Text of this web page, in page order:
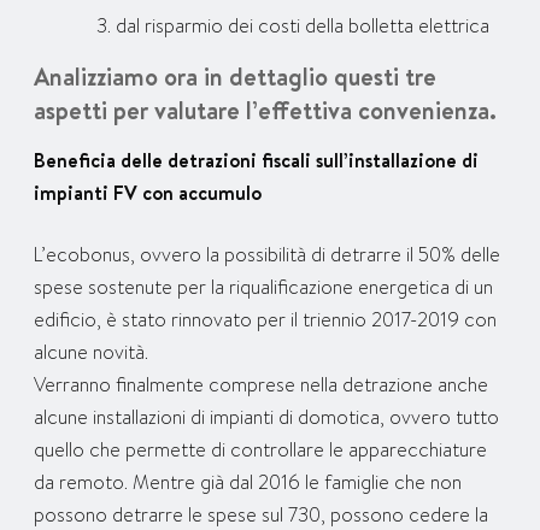
dal risparmio dei costi della bolletta elettrica
Analizziamo ora in dettaglio questi tre
aspetti per valutare l’effettiva convenienza.
Beneficia delle detrazioni fiscali sull’installazione di
impianti FV con accumulo
L’ecobonus, ovvero la possibilità di detrarre il 50% delle
spese sostenute per la riqualificazione energetica di un
edificio, è stato rinnovato per il triennio 2017-2019 con
alcune novità.
Verranno finalmente comprese nella detrazione anche
alcune installazioni di impianti di domotica, ovvero tutto
quello che permette di controllare le apparecchiature
da remoto. Mentre già dal 2016 le famiglie che non
possono detrarre le spese sul 730, possono cedere la